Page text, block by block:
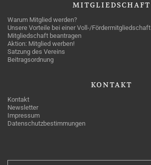
MITGLIEDSCHAFT
Warum Mitglied werden?
Unsere Vorteile bei einer Voll-/Fördermitgliedschaft
Mitgliedschaft beantragen
Aktion: Mitglied werben!
Satzung des Vereins
Beitragsordnung
KONTAKT
Kontakt
Newsletter
Impressum
Datenschutzbestimmungen